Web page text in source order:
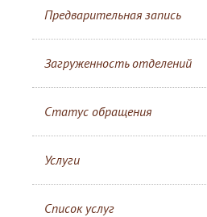
Предварительная запись
Загруженность отделений
Статус обращения
Услуги
Список услуг